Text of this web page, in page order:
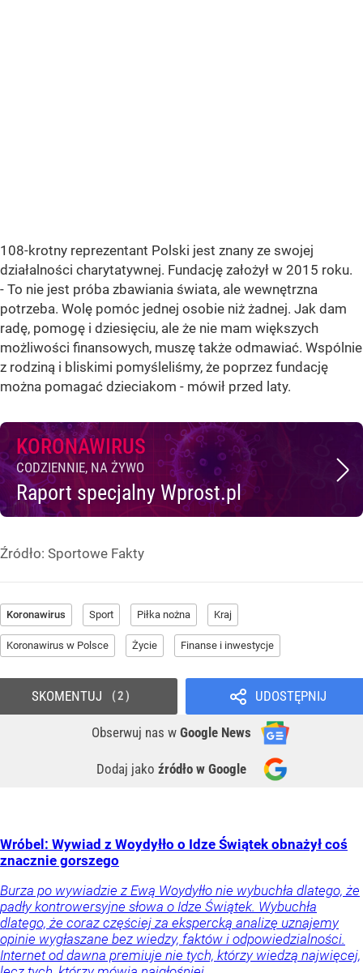
108-krotny reprezentant Polski jest znany ze swojej
działalności charytatywnej. Fundację założył w 2015 roku.
- To nie jest próba zbawiania świata, ale wewnętrzna
potrzeba. Wolę pomóc jednej osobie niż żadnej. Jak dam
radę, pomogę i dziesięciu, ale że nie mam większych
możliwości finansowych, muszę także odmawiać. Wspólnie
z rodziną i bliskimi pomyśleliśmy, że poprzez fundację
można pomagać dzieciakom - mówił przed laty.
KORONAWIRUS
CODZIENNIE, NA ŻYWO
Raport specjalny Wprost.pl
Źródło: Sportowe Fakty
Koronawirus Sport Piłka nożna Kraj
Koronawirus w Polsce Życie Finanse i inwestycje
UDOSTĘPNIJ
Obserwuj nas w Google News
Dodaj jako źródło w Google
SKOMENTUJ 2
Wróbel: Wywiad z Woydyłło o Idze Świątek obnażył coś
znacznie gorszego
Burza po wywiadzie z Ewą Woydyłło nie wybuchła dlatego, że
padły kontrowersyjne słowa o Idze Świątek. Wybuchła
dlatego, że coraz częściej za ekspercką analizę uznajemy
opinie wygłaszane bez wiedzy, faktów i odpowiedzialności.
Internet od dawna premiuje nie tych, którzy wiedzą najwięcej,